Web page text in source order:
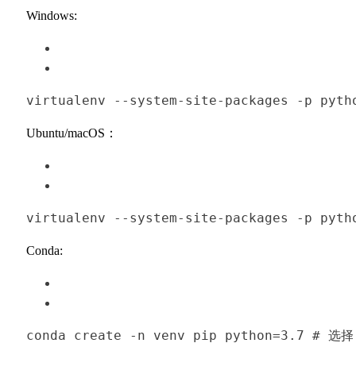
Windows:
virtualenv --system-site-packages -p
Ubuntu/macOS：
virtualenv --system-site-packages -p
Conda:
conda create -n venv pip python=3 . 7 # 选